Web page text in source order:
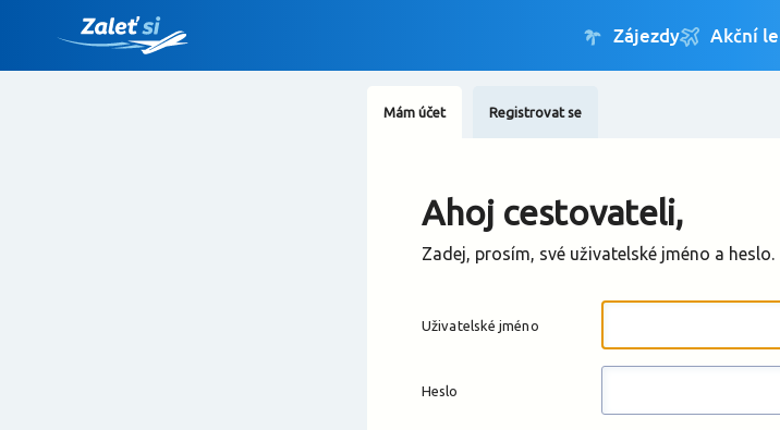
Mám účet Registrovat se
Ahoj cestovateli,
Zadej, prosím, své uživatelské jméno a heslo.
Uživatelské jméno
Heslo